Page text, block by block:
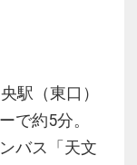
駅（東口）
で約5分。
バス「天文